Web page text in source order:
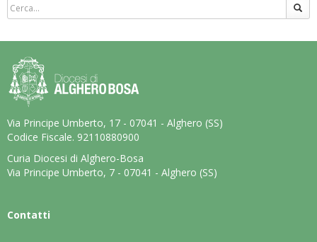
Via Principe Umberto, 17 - 07041 - Alghero (SS)
Codice Fiscale. 92110880900
Curia Diocesi di Alghero-Bosa
Via Principe Umberto, 7 - 07041 - Alghero (SS)
Contatti